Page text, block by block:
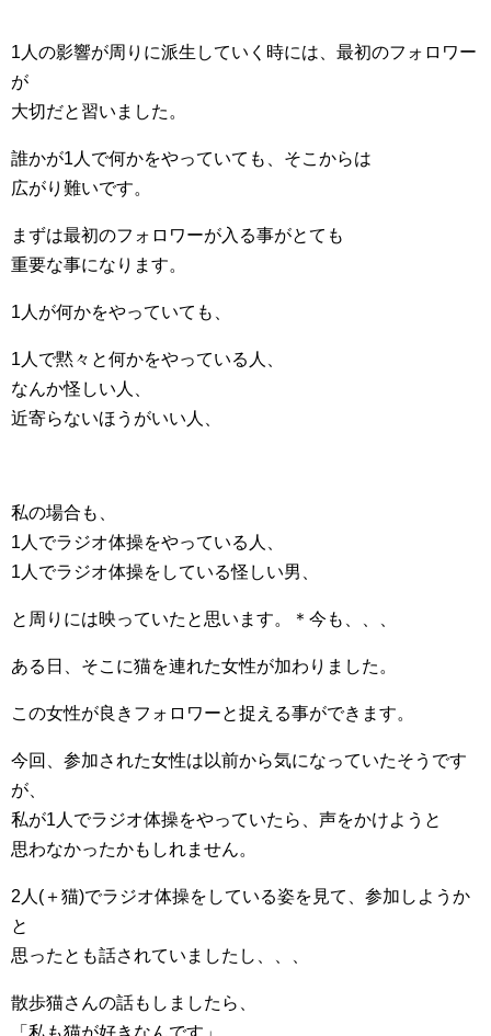
1人の影響が周りに派生していく時には、最初のフォロワー
が
大切だと習いました。
誰かが1人で何かをやっていても、そこからは
広がり難いです。
まずは最初のフォロワーが入る事がとても
重要な事になります。
1人が何かをやっていても、
1人で黙々と何かをやっている人、
なんか怪しい人、
近寄らないほうがいい人、
私の場合も、
1人でラジオ体操をやっている人、
1人でラジオ体操をしている怪しい男、
と周りには映っていたと思います。＊今も、、、
ある日、そこに猫を連れた女性が加わりました。
この女性が良きフォロワーと捉える事ができます。
今回、参加された女性は以前から気になっていたそうです
が、
私が1人でラジオ体操をやっていたら、声をかけようと
思わなかったかもしれません。
2人(＋猫)でラジオ体操をしている姿を見て、参加しようか
と
思ったとも話されていましたし、、、
散歩猫さんの話もしましたら、
「私も猫が好きなんです」